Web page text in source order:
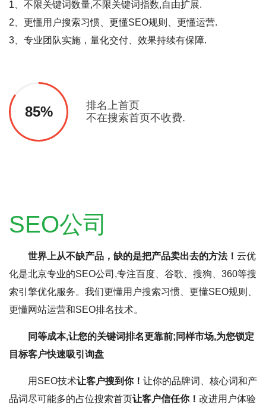
1、不限关键词数量,不限关键词指数,自由扩展.
2、更懂用户搜索习惯、更懂SEO规则、更懂运营.
3、专业团队实施，量化交付、效果持续有保障.
85%
排名上首页
不在搜索首页不收费.
SEO公司
世界上从不缺产品，缺的是把产品卖出去的方法！ 云优
化是北京专业的SEO公司,专注百度、谷歌、搜狗、360等搜
索引擎优化服务。我们更懂用户搜索习惯、更懂SEO规则、
更懂网站运营和SEO排名技术。
同等成本,让您的关键词排名更靠前;同样市场,为您锁定
目标客户快速吸引询盘
用SEO技术让客户搜到你！ 让你的品牌词、核心词和产
品词尽可能多的占位搜索首页让客户信任你！ 改进用户体验